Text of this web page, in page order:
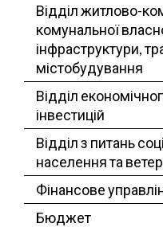
Відділ житлово-
комунальної
інфраструктури,
містобудування
Відділ
інвестицій
Відділ з питань
населення та
Фінансове
Бюджет